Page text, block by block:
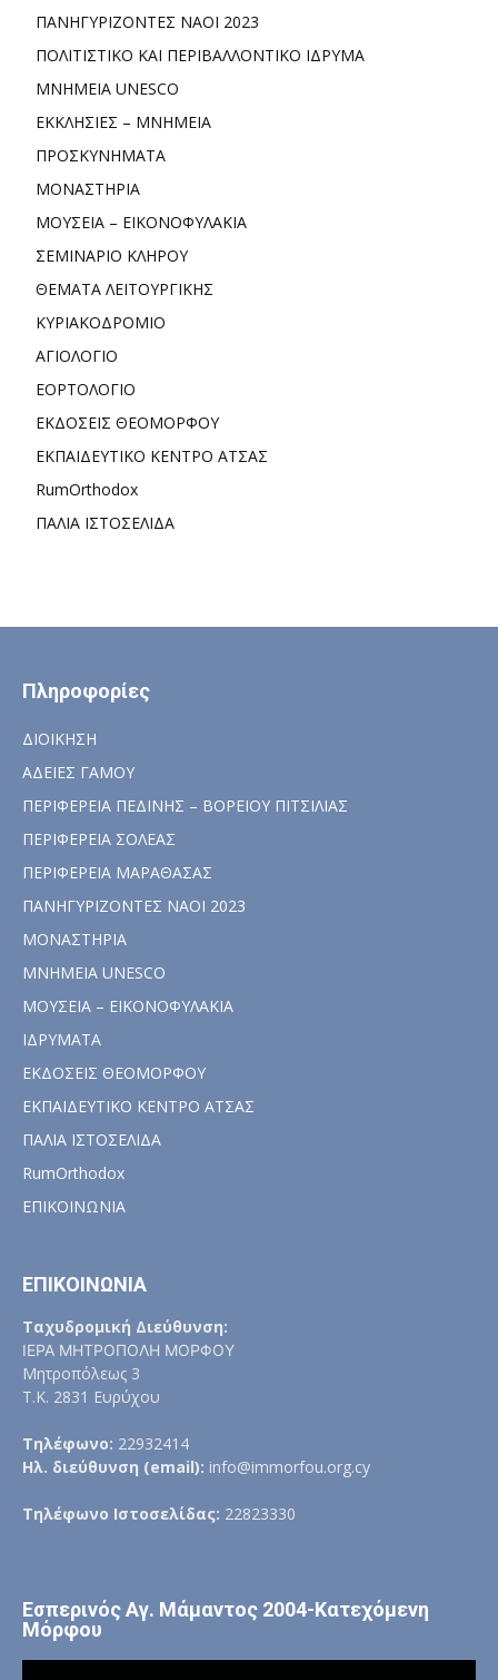
ΠΑΝΗΓΥΡΙΖΟΝΤΕΣ ΝΑΟΙ 2023
ΠΟΛΙΤΙΣΤΙΚΟ ΚΑΙ ΠΕΡΙΒΑΛΛΟΝΤΙΚΟ ΙΔΡΥΜΑ
ΜΝΗΜΕΙΑ UNESCO
ΕΚΚΛΗΣΙΕΣ – ΜΝΗΜΕΙΑ
ΠΡΟΣΚΥΝΗΜΑΤΑ
ΜΟΝΑΣΤΗΡΙΑ
ΜΟΥΣΕΙΑ – ΕΙΚΟΝΟΦΥΛΑΚΙΑ
ΣΕΜΙΝΑΡΙΟ ΚΛΗΡΟΥ
ΘΕΜΑΤΑ ΛΕΙΤΟΥΡΓΙΚΗΣ
ΚΥΡΙΑΚΟΔΡΟΜΙΟ
ΑΓΙΟΛΟΓΙΟ
ΕΟΡΤΟΛΟΓΙΟ
ΕΚΔΟΣΕΙΣ ΘΕΟΜΟΡΦΟΥ
ΕΚΠΑΙΔΕΥΤΙΚΟ ΚΕΝΤΡΟ ΑΤΣΑΣ
RumOrthodox
ΠΑΛΙΑ ΙΣΤΟΣΕΛΙΔΑ
Πληροφορίες
ΔΙΟΙΚΗΣΗ
ΑΔΕΙΕΣ ΓΑΜΟΥ
ΠΕΡΙΦΕΡΕΙΑ ΠΕΔΙΝΗΣ – ΒΟΡΕΙΟΥ ΠΙΤΣΙΛΙΑΣ
ΠΕΡΙΦΕΡΕΙΑ ΣΟΛΕΑΣ
ΠΕΡΙΦΕΡΕΙΑ ΜΑΡΑΘΑΣΑΣ
ΠΑΝΗΓΥΡΙΖΟΝΤΕΣ ΝΑΟΙ 2023
ΜΟΝΑΣΤΗΡΙΑ
ΜΝΗΜΕΙΑ UNESCO
ΜΟΥΣΕΙΑ – ΕΙΚΟΝΟΦΥΛΑΚΙΑ
ΙΔΡΥΜΑΤΑ
ΕΚΔΟΣΕΙΣ ΘΕΟΜΟΡΦΟΥ
ΕΚΠΑΙΔΕΥΤΙΚΟ ΚΕΝΤΡΟ ΑΤΣΑΣ
ΠΑΛΙΑ ΙΣΤΟΣΕΛΙΔΑ
RumOrthodox
ΕΠΙΚΟΙΝΩΝΙΑ
ΕΠΙΚΟΙΝΩΝΙΑ
Ταχυδρομική Διεύθυνση:
ΙΕΡΑ ΜΗΤΡΟΠΟΛΗ ΜΟΡΦΟΥ
Μητροπόλεως 3
Τ.Κ. 2831 Ευρύχου
Τηλέφωνο: 22932414
Ηλ. διεύθυνση (email): info@immorfou.org.cy
Τηλέφωνο Ιστοσελίδας: 22823330
Εσπερινός Αγ. Μάμαντος 2004-Κατεχόμενη
Μόρφου